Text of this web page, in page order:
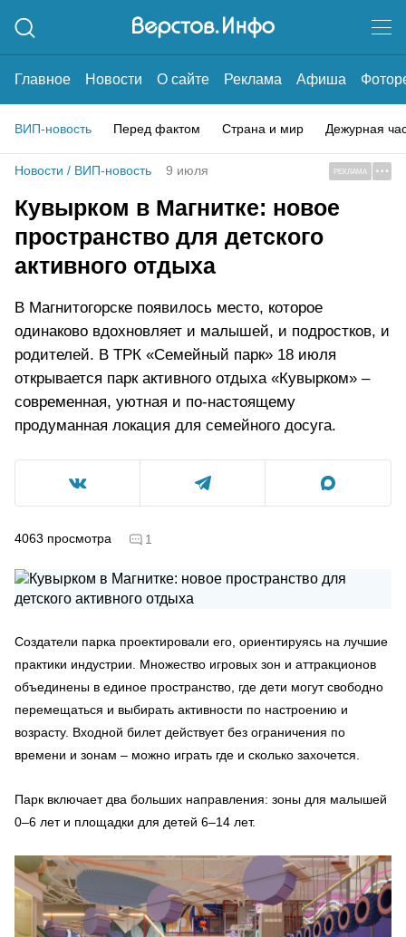
Главное Новости О сайте Реклама Афиша
ВИП-новость Перед фактом Страна и мир Дежурная
Новости / ВИП-новость 9 июля РЕКЛАМА
Кувырком в Магнитке: новое
пространство для детского
активного отдыха
В Магнитогорске появилось место, которое
одинаково вдохновляет и малышей, и подростков, и
родителей. В ТРК «Семейный парк» 18 июля
открывается парк активного отдыха «Кувырком» –
современная, уютная и по-настоящему
продуманная локация для семейного досуга.
4063 просмотра 1
Создатели парка проектировали его, ориентируясь на лучшие
практики индустрии. Множество игровых зон и аттракционов
объединены в единое пространство, где дети могут свободно
перемещаться и выбирать активности по настроению и
возрасту. Входной билет действует без ограничения по
времени и зонам – можно играть где и сколько захочется.
Парк включает два больших направления: зоны для малышей
0–6 лет и площадки для детей 6–14 лет.